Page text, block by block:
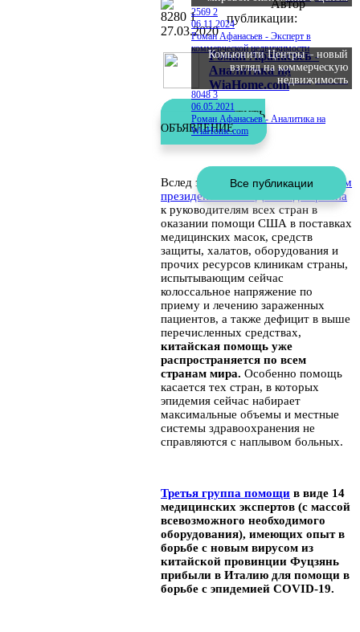
2569 2
06.11.2024
Роман Афанасьев - Эксперт в
коммерческой недвижимости
Общество
Комьюнити Центры – новый
взгляд на коммерческую
недвижимость
8048 3
06.05.2021
Роман Афанасьев - Аналитика на
WiaHome.com
8280 1
27.03.2020
Автор
публикации:
Роман Афанасьев -
Аналитика на
WiaHome.com
РАЗМЕСТИТЬ
ОБЪЯВЛЕНИЕ
Вслед за
официальным обращением
президента США Дональда Трампа
к руководителям всех стран в
оказании помощи США в поставках
медицинских масок, средств
защиты, халатов, оборудования и
прочих ресурсов клиникам страны,
испытывающим сейчас
колоссальное напряжение по
приему и лечению зараженных
пациентов, а также дефицит в выше
перечисленных средствах,
китайская помощь уже
распространяется по всем
странам мира. Особенно помощь
касается тех стран, в которых
эпидемия сейчас набирает
максимальные объемы и местные
системы здравоохранения не
справляются с наплывом больных.
Третья группа помощи в виде 14
медицинских экспертов (с массой
всевозможного необходимого
оборудования), имеющих опыт в
борьбе с новым вирусом из
китайской провинции Фуцзянь
прибыли в Италию для помощи в
борьбе с эпидемией COVID-19.